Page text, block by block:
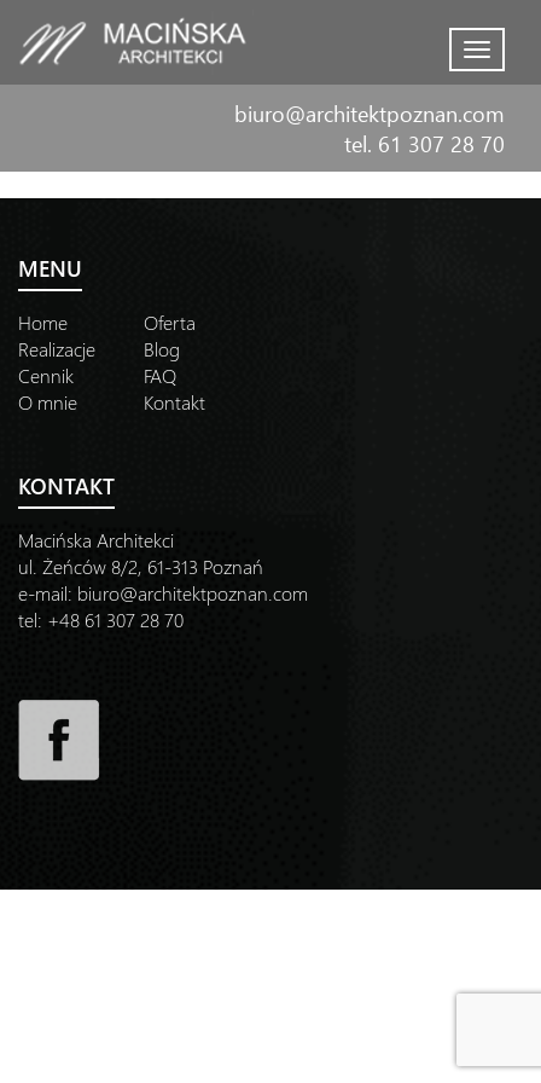
Menu
biuro@architektpoznan.com
tel. 61 307 28 70
MENU
Home
Oferta
Realizacje
Blog
Cennik
FAQ
O mnie
Kontakt
KONTAKT
Macińska Architekci
ul. Żeńców 8/2, 61-313 Poznań
e-mail: biuro@architektpoznan.com
tel: +48 61 307 28 70